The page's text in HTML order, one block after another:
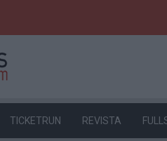
TICKETRUN REVISTA